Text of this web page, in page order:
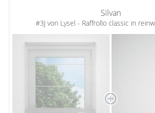
Silvan
#3J von Lysel - Raffrollo classic in